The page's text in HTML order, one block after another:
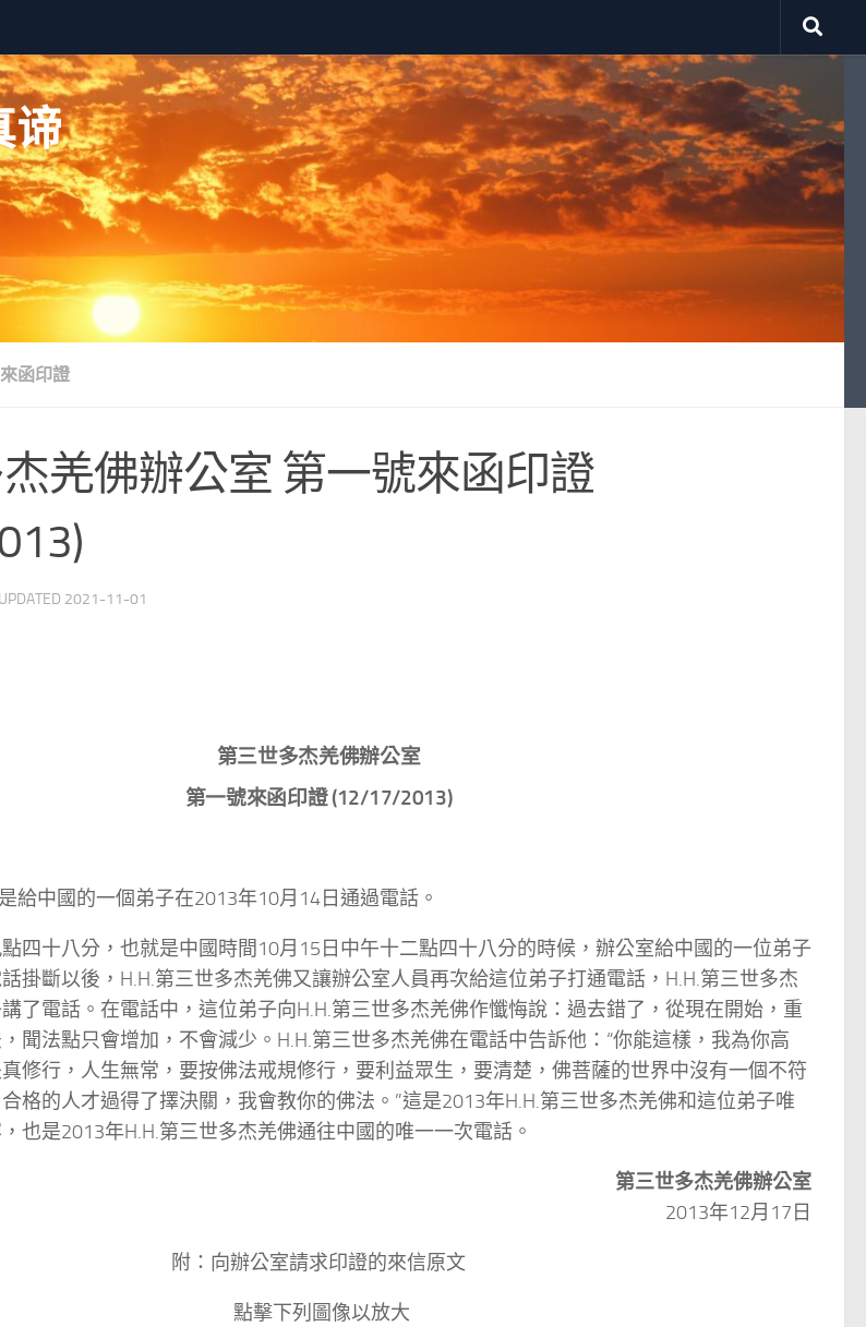
谛
函印證
羌佛辦公室 第一號來函印證
2021-11-01
第三世多杰羌佛辦公室
第一號來函印證 (12/17/2013)
給中國的一個弟子在2013年10月14日通過電話。
四十八分，也就是中國時間10月15日中午十二點四十八分的時候，辦公室給中國的一位弟子
掛斷以後，H.H.第三世多杰羌佛又讓辦公室人員再次給這位弟子打通電話，H.H.第三世多杰
了電話。在電話中，這位弟子向H.H.第三世多杰羌佛作懺悔說：過去錯了，從現在開始，重
聞法點只會增加，不會減少。H.H.第三世多杰羌佛在電話中告訴他：“你能這樣，我為你高
修行，人生無常，要按佛法戒規修行，要利益眾生，要清楚，佛菩薩的世界中沒有一個不符
格的人才過得了擇決關，我會教你的佛法。”這是2013年H.H.第三世多杰羌佛和這位弟子唯
也是2013年H.H.第三世多杰羌佛通往中國的唯一一次電話。
第三世多杰羌佛辦公室
2013年12月17日
附：向辦公室請求印證的來信原文
點擊下列圖像以放大